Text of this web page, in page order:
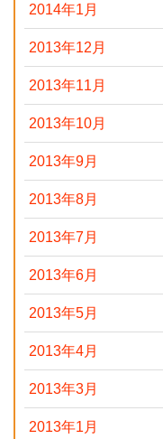
2014年1月
2013年12月
2013年11月
2013年10月
2013年9月
2013年8月
2013年7月
2013年6月
2013年5月
2013年4月
2013年3月
2013年1月